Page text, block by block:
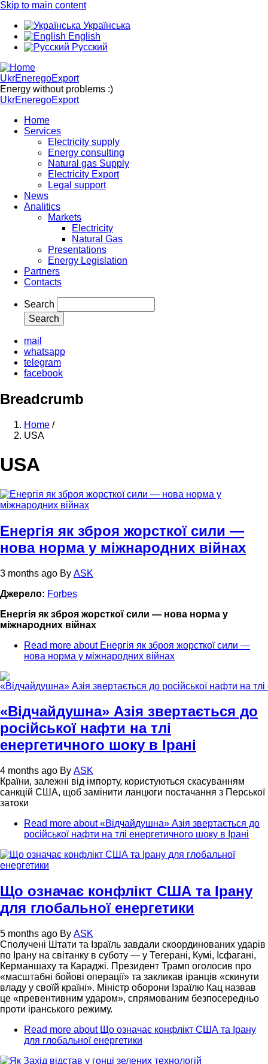
Skip to main content
Українська
English
Русский
UkrEneregoExport
Energy without problems :)
UkrEneregoExport
Home
Services
Electricity supply
Energy consulting
Natural gas Supply
Electricity Export
Legal support
News
Analitics
Markets
Electricity
Natural Gas
Presentations
Energy Legislation
Partners
Contacts
Search
mail
whatsapp
telegram
facebook
Breadcrumb
Home /
USA
USA
Енергія як зброя жорсткої сили —
нова норма у міжнародних війнах
3 months ago By ASK
Джерело: Forbes
Енергія як зброя жорсткої сили — нова норма у
міжнародних війнах
Read more about Енергія як зброя жорсткої сили —
нова норма у міжнародних війнах
«Відчайдушна» Азія звертається до
російської нафти на тлі
енергетичного шоку в Ірані
4 months ago By ASK
Країни, залежні від імпорту, користуються скасуванням
санкцій США, щоб замінити ланцюги постачання з Перської
затоки
Read more about «Відчайдушна» Азія звертається до
російської нафти на тлі енергетичного шоку в Ірані
Що означає конфлікт США та Ірану
для глобальної енергетики
5 months ago By ASK
Сполучені Штати та Ізраїль завдали скоординованих ударів
по Ірану на світанку в суботу — у Тегерані, Кумі, Ісфагані,
Керманшаху та Караджі. Президент Трамп оголосив про
«масштабні бойові операції» та закликав іранців «скинути
владу у своїй країні». Міністр оборони Ізраїлю Кац назвав
це «превентивним ударом», спрямованим безпосередньо
проти іранського режиму.
Read more about Що означає конфлікт США та Ірану
для глобальної енергетики